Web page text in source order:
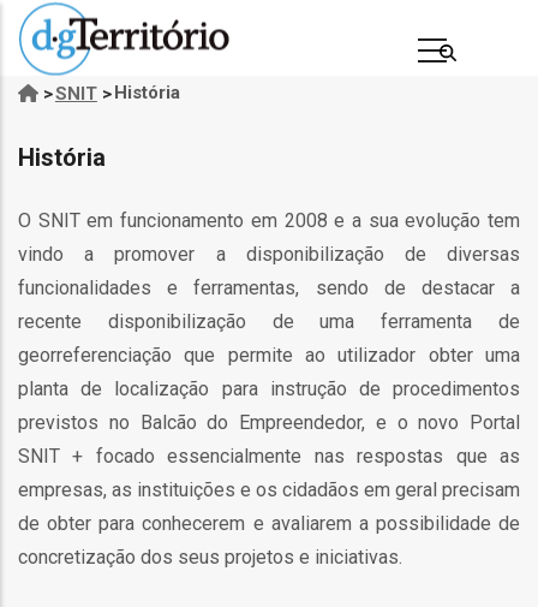
Passar
para
principal
Navegação
estrutural
>SNIT>História
História
O SNIT em funcionamento em 2008 e a sua evolução tem
vindo a promover a disponibilização de diversas
funcionalidades e ferramentas, sendo de destacar a
recente disponibilização de uma ferramenta de
georreferenciação que permite ao utilizador obter uma
planta de localização para instrução de procedimentos
previstos no Balcão do Empreendedor, e o novo Portal
SNIT + focado essencialmente nas respostas que as
empresas, as instituições e os cidadãos em geral precisam
de obter para conhecerem e avaliarem a possibilidade de
concretização dos seus projetos e iniciativas.